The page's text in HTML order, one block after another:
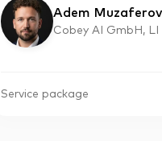
Adem
Cobey AI GmbH, LI
Service package